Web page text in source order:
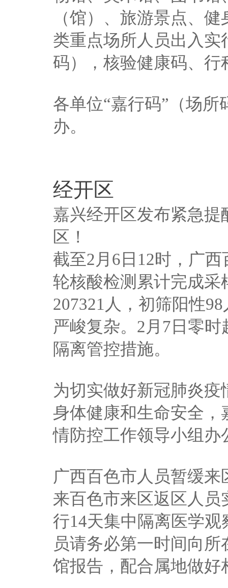
（馆）、旅游景点、
类重点场所人员出入实
码），核验健康码、行
各单位“嘉行码”（场
办。
经开区
嘉兴经开区发布紧急
区！
截至2月6日12时，广
轮核酸检测累计完成采
207321人，初筛阳性
严峻复杂。2月7日零
隔离管控措施。
为切实做好新冠肺炎
身体健康和生命安全
情防控工作领导小组办
广西百色市人员暂缓
来百色市来区返区人员
行14天集中隔离医学
员请务必第一时间向
馆报告，配合属地做好